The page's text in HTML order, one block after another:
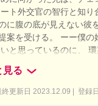
ト外交官の智行と知り
に腹の底が見えない彼
案を受ける。 ーー僕の
と思っているのに、
ズ様にも掲載しています
見る
更新日 2023.12.09 | 登録